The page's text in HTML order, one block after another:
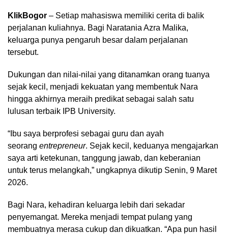
KlikBogor – Setiap mahasiswa memiliki cerita di balik
perjalanan kuliahnya. Bagi Naratania Azra Malika,
keluarga punya pengaruh besar dalam perjalanan
tersebut.
Dukungan dan nilai-nilai yang ditanamkan orang tuanya
sejak kecil, menjadi kekuatan yang membentuk Nara
hingga akhirnya meraih predikat sebagai salah satu
lulusan terbaik IPB University.
“Ibu saya berprofesi sebagai guru dan ayah
seorang entrepreneur. Sejak kecil, keduanya mengajarkan
saya arti ketekunan, tanggung jawab, dan keberanian
untuk terus melangkah,” ungkapnya dikutip Senin, 9 Maret
2026.
Bagi Nara, kehadiran keluarga lebih dari sekadar
penyemangat. Mereka menjadi tempat pulang yang
membuatnya merasa cukup dan dikuatkan. “Apa pun hasil